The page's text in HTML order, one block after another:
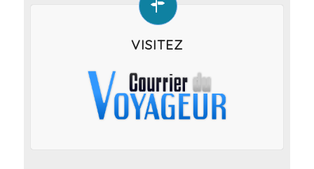
VISITEZ